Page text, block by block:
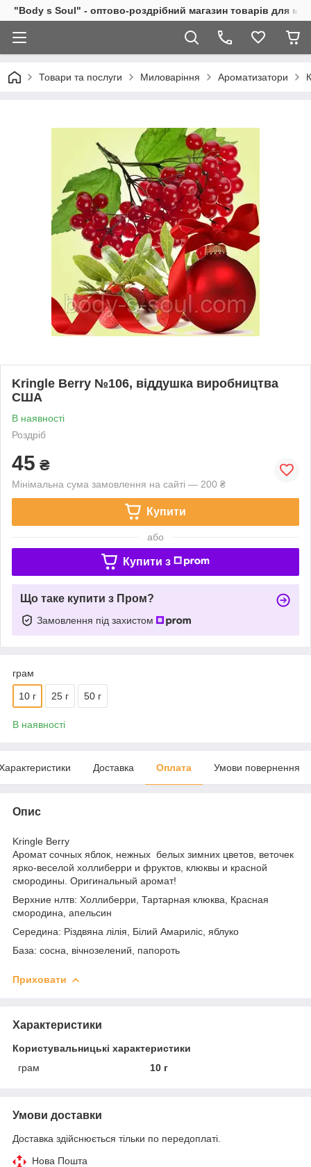
"Body s Soul" - оптово-роздрібний магазин товарів для
Товари та послуги Миловаріння Ароматизатори
Kringle Berry №106, віддушка виробництва
США
В наявності
Роздріб
45 ₴
Мінімальна сума замовлення на сайті — 200 ₴
Купити
або
Купити з
Що таке купити з Пром?
Замовлення під захистом
грам
10 г 25 г 50 г
В наявності
Доставка Оплата Умови повернення
Опис
Kringle Berry
Аромат сочных яблок, нежных белых зимних цветов, веточек
ярко-веселой холлиберри и фруктов, клюквы и красной
смородины. Оригинальный аромат!
Верхние нлтв: Холлиберри, Тартарная клюква, Красная
смородина, апельсин
Середина: Різдвяна лілія, Білий Амариліс, яблуко
База: сосна, вічнозелений, папороть
Приховати
Характеристики
Користувальницькі характеристики
грам
10 г
Умови доставки
Доставка здійснюється тільки по передоплаті.
Нова Пошта